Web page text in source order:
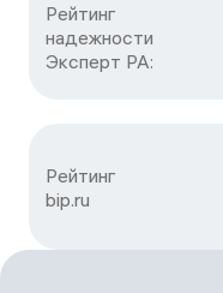
Рейтинг
надежности
Эксперт РА:
Рейтинг
bip.ru